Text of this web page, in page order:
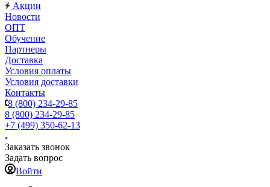
Акции
Новости
ОПТ
Обучение
Партнеры
Доставка
Условия оплаты
Условия доставки
Контакты
8 (800) 234-29-85
8 (800) 234-29-85
+7 (499) 350-62-13
Заказать звонок
Задать вопрос
Войти